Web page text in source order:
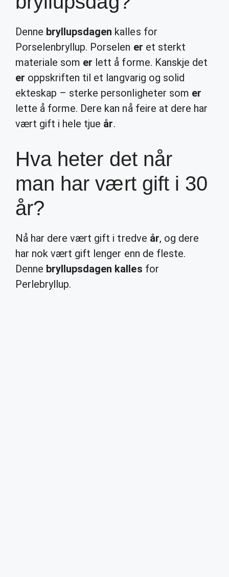
Denne bryllupsdagen kalles for
Porselenbryllup. Porselen er et sterkt
materiale som er lett å forme. Kanskje det
er oppskriften til et langvarig og solid
ekteskap – sterke personligheter som er
lette å forme. Dere kan nå feire at dere har
vært gift i hele tjue år.
Hva heter det når
man har vært gift i 30
år?
Nå har dere vært gift i tredve år, og dere
har nok vært gift lenger enn de fleste.
Denne bryllupsdagen kalles for
Perlebryllup.